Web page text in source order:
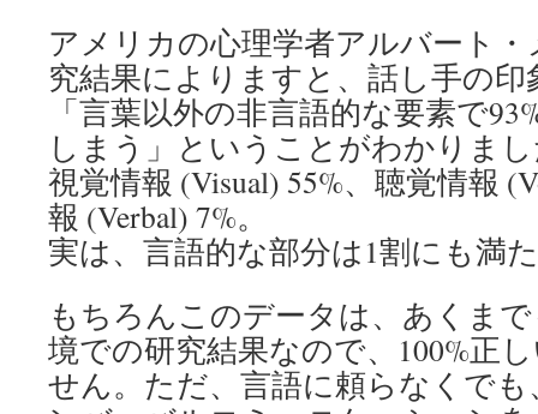
アメリカの心理学者アルバート
究結果によりますと、話し手の
「言葉以外の非言語的な要素で
しまう」ということがわかりま
視覚情報 (Visual) 55%、聴覚情報
報 (Verbal) 7%。
実は、言語的な部分は1割にも満
もちろんこのデータは、あくま
境での研究結果なので、100%正
せん。ただ、言語に頼らなくで